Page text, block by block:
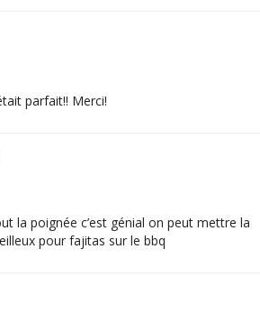
parfait!! Merci!
la poignée c’est génial on peut mettre la
pour fajitas sur le bbq